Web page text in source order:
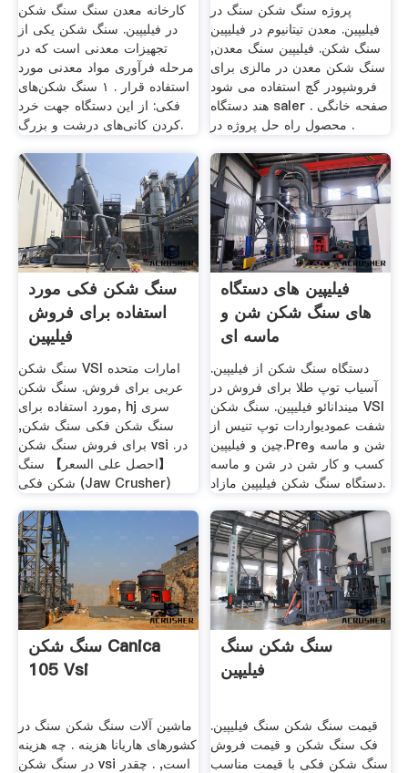
کارخانه معدن سنگ سنگ شکن
در فیلیپین. سنگ شکن یکی از
تجهیزات معدنی است که در
مرحله فرآوری مواد معدنی مورد
استفاده قرار . ۱ سنگ شکن‌های
فکی: از این دستگاه جهت خرد
کردن کانی‌های درشت و بزرگ.
پروژه سنگ شکن سنگ در
فیلیپین. معدن تیتانیوم در فیلیپین
سنگ شکن. فیلیپین سنگ معدن,
سنگ شکن معدن در مالزی برای
فروشپودر گچ استفاده می شود
هند دستگاه saler . صفحه خانگی
محصول راه حل پروژه در .
سنگ شکن فکی مورد
استفاده برای فروش
فیلیپین
سنگ شکن VSI امارات متحده
عربی برای فروش. سنگ شکن
مورد استفاده برای, hj سری
سنگ شکن فکی سنگ شکن,
برای فروش سنگ شکن vsi در.
【احصل على السعر】 سنگ
شکن فکی (Jaw Crusher)
فیلیپین های دستگاه
های سنگ شکن شن و
ماسه ای
دستگاه سنگ شکن از فیلیپین.
آسیاب توپ طلا برای فروش در
میندانائو فیلیپین. سنگ شکن VSI
شفت عمودیواردات توپ تنيس از
چين و فيليپين.Preشن و ماسه و
کسب و کار شن در شن و ماسه
دستگاه سنگ شکن فیلیپین مازاد.
سنگ شکن Canica
105 Vsi
ماشین آلات سنگ شکن سنگ در
کشورهای هاریانا هزینه . چه هزینه
در سنگ شکن vsi است, . چقدر
سنگ شکن سنگ
فیلیپین
قیمت سنگ شکن سنگ فیلیپین.
فک سنگ شکن و قیمت فروش
سنگ شکن فکی با قیمت مناسب